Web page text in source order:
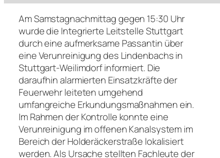
Am Samstagnachmittag gegen 15:30 Uhr
wurde die Integrierte Leitstelle Stuttgart
durch eine aufmerksame Passantin über
eine Verunreinigung des Lindenbachs in
Stuttgart-Weilimdorf informiert. Die
daraufhin alarmierten Einsatzkräfte der
Feuerwehr leiteten umgehend
umfangreiche Erkundungsmaßnahmen ein.
Im Rahmen der Kontrolle konnte eine
Verunreinigung im offenen Kanalsystem im
Bereich der Holderäckerstraße lokalisiert
werden. Als Ursache stellten Fachleute der